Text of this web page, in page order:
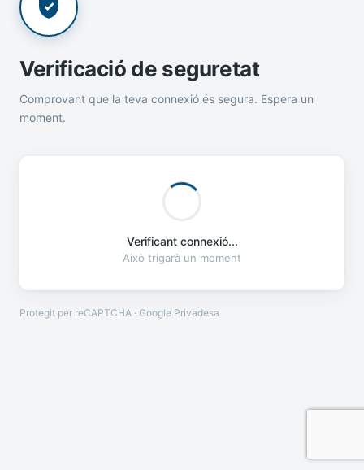
Verificació de seguretat
Comprovant que la teva connexió és segura. Espera un
moment.
Verificant connexió...
Això trigarà un moment
Protegit per reCAPTCHA · Google Privadesa